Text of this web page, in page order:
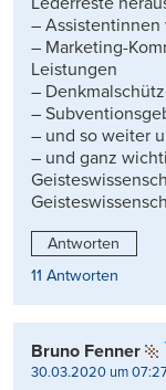
– Assistentinnen
– Marketing-
Leistungen
–
–
– und so weiter
– und ganz
Antworten
11 Antworten
Bruno Fenner
30.03.2020 um